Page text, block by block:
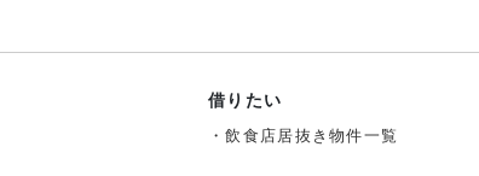
借りたい
飲食店居抜き物件一覧